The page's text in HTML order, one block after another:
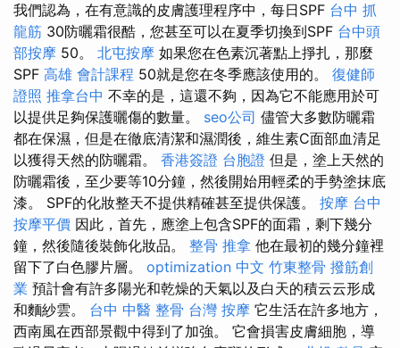
我們認為，在有意識的皮膚護理程序中，每日SPF 台中 抓
龍筋 30防曬霜很酷，您甚至可以在夏季切換到SPF 台中頭
部按摩 50。 北屯按摩 如果您在色素沉著點上掙扎，那麼
SPF 高雄 會計課程 50就是您在冬季應該使用的。 復健師
證照 推拿台中 不幸的是，這還不夠，因為它不能應用於可
以提供足夠保護曬傷的數量。 seo公司 儘管大多數防曬霜
都在保濕，但是在徹底清潔和濕潤後，維生素C面部血清足
以獲得天然的防曬霜。 香港簽證 台胞證 但是，塗上天然的
防曬霜後，至少要等10分鐘，然後開始用輕柔的手勢塗抹底
漆。 SPF的化妝整天不提供精確甚至提供保護。 按摩 台中
按摩平價 因此，首先，應塗上包含SPF的面霜，剩下幾分
鐘，然後隨後裝飾化妝品。 整骨 推拿 他在最初的幾分鐘裡
留下了白色膠片層。 optimization 中文 竹東整骨 撥筋創
業 預計會有許多陽光和乾燥的天氣以及白天的積云云形成
和麵紗雲。 台中 中醫 整骨 台灣 按摩 它生活在許多地方，
西南風在西部景觀中得到了加強。 它會損害皮膚細胞，導